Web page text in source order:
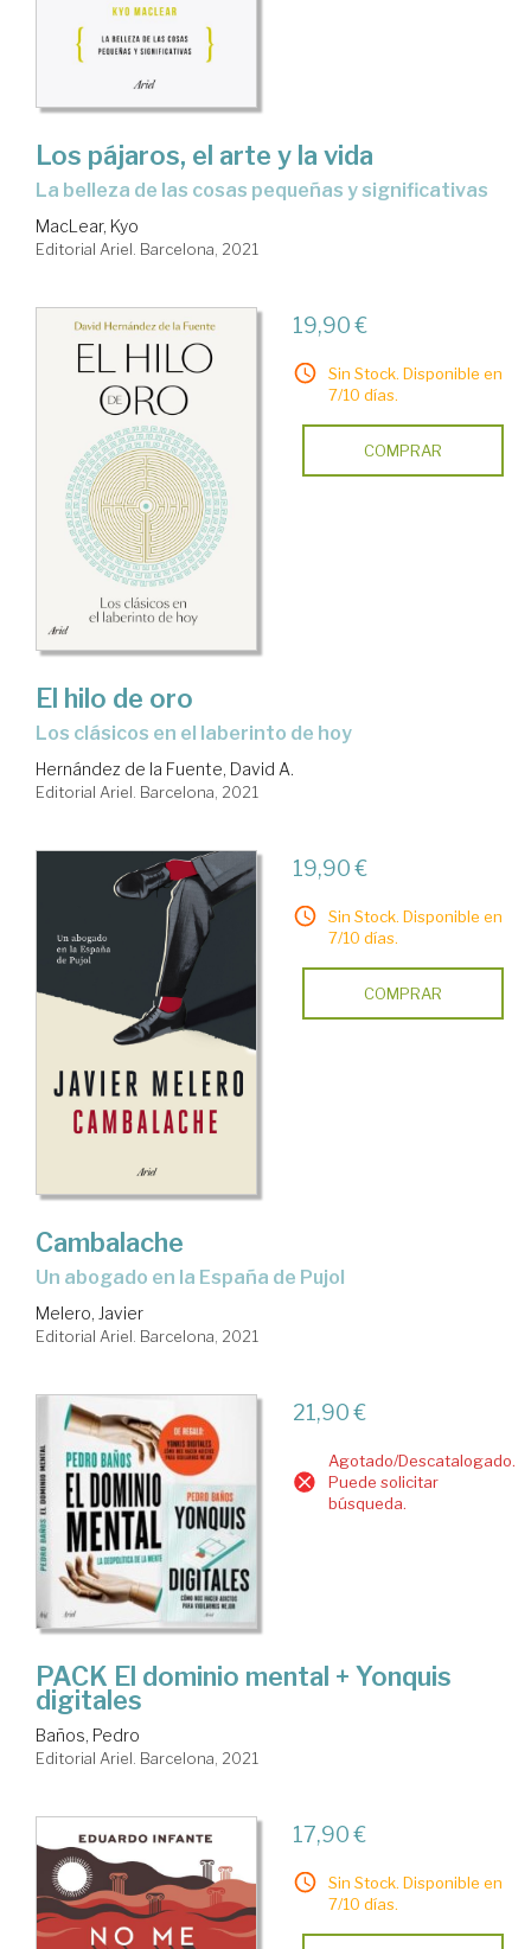
Los pájaros, el arte y la vida
la belleza de las cosas pequeñas y significativas
MacLear, Kyo
Editorial Ariel. Barcelona, 2021
19,90 €
Sin Stock. Disponible en
7/10 días.
COMPRAR
El hilo de oro
los clásicos en el laberinto de hoy
Hernández de la Fuente, David A.
Editorial Ariel. Barcelona, 2021
19,90 €
Sin Stock. Disponible en
7/10 días.
COMPRAR
Cambalache
un abogado en la España de Pujol
Melero, Javier
Editorial Ariel. Barcelona, 2021
21,90 €
Agotado/Descatalogado.
Puede solicitar
búsqueda.
PACK El dominio mental + Yonquis
digitales
Baños, Pedro
Editorial Ariel. Barcelona, 2021
17,90 €
Sin Stock. Disponible en
7/10 días.